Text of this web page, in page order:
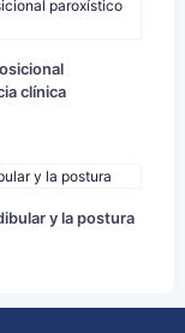
clínica
y la postura